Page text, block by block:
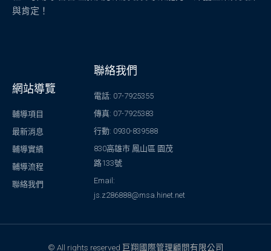
與肯定！
網站導覽
輔導項目
最新消息
輔導實績
輔導流程
聯絡我們
聯絡我們
電話: 07-7925355
傳真: 07-7925383
行動: 0930-839588
830高雄市 鳳山區 園茂
路133號
Email:
js.z286888@msa.hinet.net
© All rights reserved 巨翔國際管理顧問有限公司